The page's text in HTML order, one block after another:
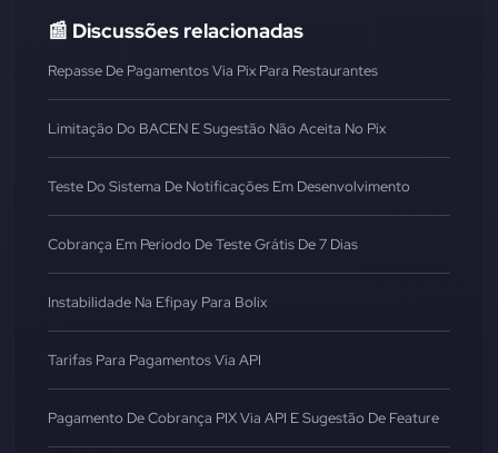
📰 Discussões relacionadas
Repasse De Pagamentos Via Pix Para Restaurantes
Limitação Do BACEN E Sugestão Não Aceita No Pix
Teste Do Sistema De Notificações Em Desenvolvimento
Cobrança Em Período De Teste Grátis De 7 Dias
Instabilidade Na Efipay Para Bolix
Tarifas Para Pagamentos Via API
Pagamento De Cobrança PIX Via API E Sugestão De Feature